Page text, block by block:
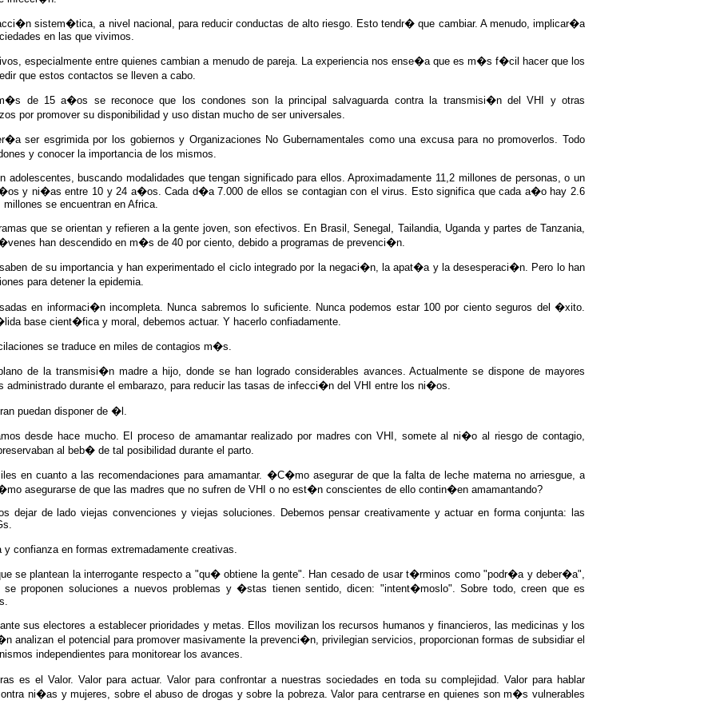
sistem�tica, a nivel nacional, para reducir conductas de alto riesgo. Esto tendr� que cambiar. A menudo, implicar�a
en las que vivimos.
especialmente entre quienes cambian a menudo de pareja. La experiencia nos ense�a que es m�s f�cil hacer que los
que estos contactos se lleven a cabo.
de 15 a�os se reconoce que los condones son la principal salvaguarda contra la transmisi�n del VHI y otras
por promover su disponibilidad y uso distan mucho de ser universales.
ser esgrimida por los gobiernos y Organizaciones No Gubernamentales como una excusa para no promoverlos. Todo
y conocer la importancia de los mismos.
buscando modalidades que tengan significado para ellos. Aproximadamente 11,2 millones de personas, o un
y ni�as entre 10 y 24 a�os. Cada d�a 7.000 de ellos se contagian con el virus. Esto significa que cada a�o hay 2.6
se encuentran en Africa.
que se orientan y refieren a la gente joven, son efectivos. En Brasil, Senegal, Tailandia, Uganda y partes de Tanzania,
han descendido en m�s de 40 por ciento, debido a programas de prevenci�n.
de su importancia y han experimentado el ciclo integrado por la negaci�n, la apat�a y la desesperaci�n. Pero lo han
para detener la epidemia.
en informaci�n incompleta. Nunca sabremos lo suficiente. Nunca podemos estar 100 por ciento seguros del �xito.
base cient�fica y moral, debemos actuar. Y hacerlo confiadamente.
se traduce en miles de contagios m�s.
de la transmisi�n madre a hijo, donde se han logrado considerables avances. Actualmente se dispone de mayores
administrado durante el embarazo, para reducir las tasas de infecci�n del VHI entre los ni�os.
puedan disponer de �l.
desde hace mucho. El proceso de amamantar realizado por madres con VHI, somete al ni�o al riesgo de contagio,
al beb� de tal posibilidad durante el parto.
en cuanto a las recomendaciones para amamantar. �C�mo asegurar de que la falta de leche materna no arriesgue, a
asegurarse de que las madres que no sufren de VHI o no est�n conscientes de ello contin�en amamantando?
dejar de lado viejas convenciones y viejas soluciones. Debemos pensar creativamente y actuar en forma conjunta: las
confianza en formas extremadamente creativas.
se plantean la interrogante respecto a "qu� obtiene la gente". Han cesado de usar t�rminos como "podr�a y deber�a",
se proponen soluciones a nuevos problemas y �stas tienen sentido, dicen: "intent�moslo". Sobre todo, creen que es
sus electores a establecer prioridades y metas. Ellos movilizan los recursos humanos y financieros, las medicinas y los
analizan el potencial para promover masivamente la prevenci�n, privilegian servicios, proporcionan formas de subsidiar el
independientes para monitorear los avances.
es el Valor. Valor para actuar. Valor para confrontar a nuestras sociedades en toda su complejidad. Valor para hablar
ni�as y mujeres, sobre el abuso de drogas y sobre la pobreza. Valor para centrarse en quienes son m�s vulnerables